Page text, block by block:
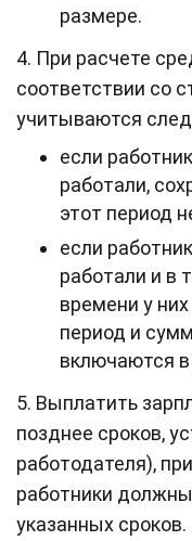
размере.
4. При расчете
соответствии со
учитываются
если
работали,
этот период
если
работали и в
времени у
период и
включаются в
5. Выплатить
позднее сроков,
работодателя),
работники
указанных